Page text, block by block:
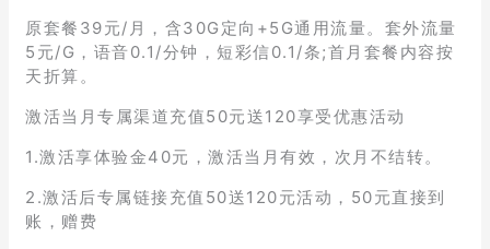
原套餐39元/月，含30G定向+5G通用流量。套外流量
5元/G，语音0.1/分钟，短彩信0.1/条;首月套餐内容按
天折算。
激活当月专属渠道充值50元送120享受优惠活动
1.激活享体验金40元，激活当月有效，次月不结转。
2.激活后专属链接充值50送120元活动，50元直接到
账，赠费